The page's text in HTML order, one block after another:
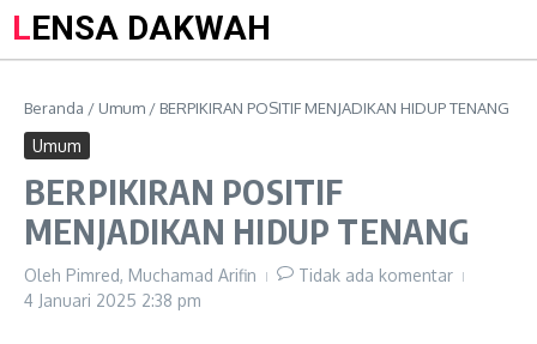
LENSA DAKWAH
Beranda / Umum / BERPIKIRAN POSITIF MENJADIKAN HIDUP TENANG
Umum
BERPIKIRAN POSITIF
MENJADIKAN HIDUP TENANG
Oleh Pimred, Muchamad Arifin
Tidak ada komentar
4 Januari 2025 2:38 pm